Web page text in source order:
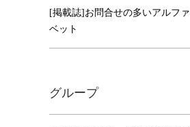
[掲載誌]お問合せの多いアルファ
ベット
グループ